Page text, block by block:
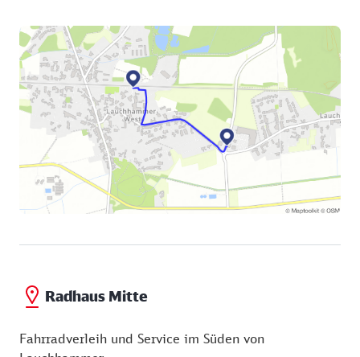
Radhaus Mitte
Fahrradverleih und Service im Süden von